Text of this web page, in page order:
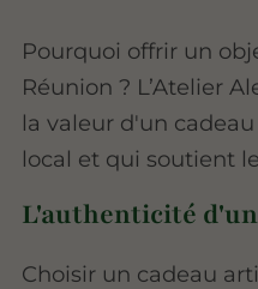
Pourquoi offrir un
Réunion ? L’Atelier
la valeur d'un
local et qui soutient
L'authenticité
Choisir un cadeau